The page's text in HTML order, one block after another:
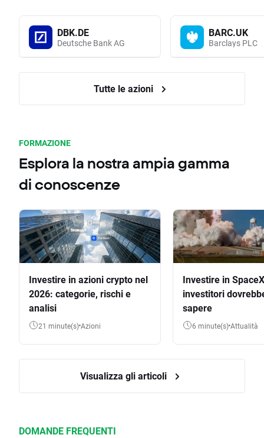
DBK.DE
Deutsche Bank AG
BARC.UK
Barclays PLC
Tutte le azioni
FORMAZIONE
Esplora la nostra ampia gamma
di conoscenze
Investire in azioni crypto nel
2026: categorie, rischi e
analisi
21 minute(s) Azioni
Investire in
investitori
sapere
6 minute(s) Attualità
Visualizza gli articoli
DOMANDE FREQUENTI